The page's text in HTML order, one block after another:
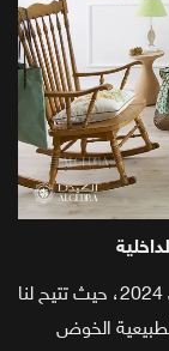
يظهر هذا الاتجاه كخيار رئيسي لأسلوب الحياة في 2024، حيث تتيح لنا
الخوض